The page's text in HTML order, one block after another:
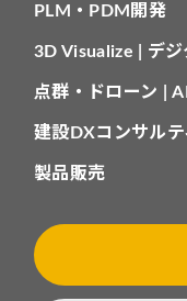
PLM・PDM開発
3D Visualize | デ
点群・ドローン |
建設DXコンサルテ
製品販売